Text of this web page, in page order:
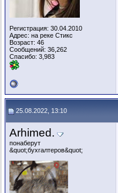
Регистрация: 30.04.2010
Адрес: на реке Стикс
Возраст: 46
Сообщений: 36,262
Спасибо: 3,983
25.08.2022, 13:10
Arhimed.
понаберут
&quot;бухгалтеров&quot;